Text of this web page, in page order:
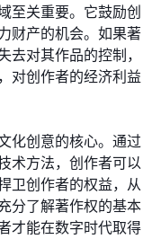
至关重要。它鼓励创
财产的机会。如果著
对其作品的控制，
对创作者的经济利益
化创意的核心。通过
术方法，创作者可以
卫创作者的权益，从
分了解著作权的基本
才能在数字时代取得